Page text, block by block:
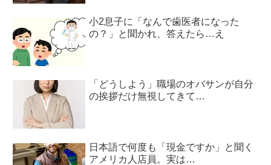
小2息子に「なんで歯医者になった
の？」と聞かれ、答えたら…え
「どうしよう」職場のオバサンが自分
の挨拶だけ無視してきて…
日本語で何度も「現金ですか」と聞く
アメリカ人店員。実は…